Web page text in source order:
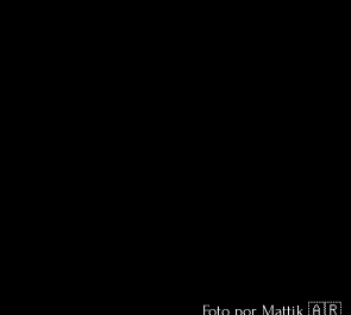
Foto por Mattik 🇦🇷